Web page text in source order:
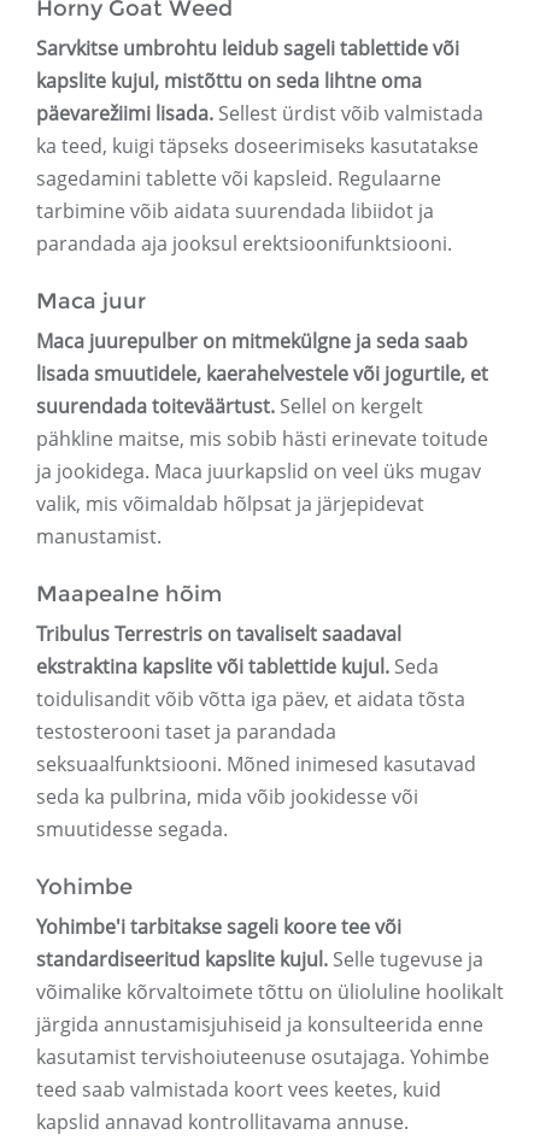
Horny Goat Weed
Sarvkitse umbrohtu leidub sageli tablettide või
kapslite kujul, mistõttu on seda lihtne oma
päevarežiimi lisada. Sellest ürdist võib valmistada
ka teed, kuigi täpseks doseerimiseks kasutatakse
sagedamini tablette või kapsleid. Regulaarne
tarbimine võib aidata suurendada libiidot ja
parandada aja jooksul erektsioonifunktsiooni.
Maca juur
Maca juurepulber on mitmekülgne ja seda saab
lisada smuutidele, kaerahelvestele või jogurtile, et
suurendada toiteväärtust. Sellel on kergelt
pähkline maitse, mis sobib hästi erinevate toitude
ja jookidega. Maca juurkapslid on veel üks mugav
valik, mis võimaldab hõlpsat ja järjepidevat
manustamist.
Maapealne hõim
Tribulus Terrestris on tavaliselt saadaval
ekstraktina kapslite või tablettide kujul. Seda
toidulisandit võib võtta iga päev, et aidata tõsta
testosterooni taset ja parandada
seksuaalfunktsiooni. Mõned inimesed kasutavad
seda ka pulbrina, mida võib jookidesse või
smuutidesse segada.
Yohimbe
Yohimbe'i tarbitakse sageli koore tee või
standardiseeritud kapslite kujul. Selle tugevuse ja
võimalike kõrvaltoimete tõttu on ülioluline hoolikalt
järgida annustamisjuhiseid ja konsulteerida enne
kasutamist tervishoiuteenuse osutajaga. Yohimbe
teed saab valmistada koort vees keetes, kuid
kapslid annavad kontrollitavama annuse.